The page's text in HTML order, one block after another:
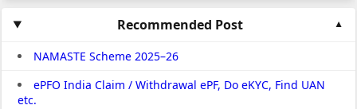
Recommended Post
NAMASTE Scheme 2025–26
ePFO India Claim / Withdrawal ePF, Do eKYC, Find UAN
etc.